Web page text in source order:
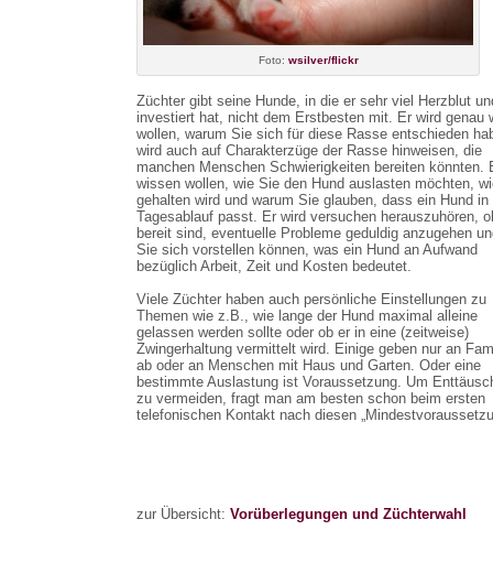
Foto: wsilver/flickr
Züchter gibt seine Hunde, in die er sehr viel Herzblut
investiert hat, nicht dem Erstbesten mit. Er wird genau
wollen, warum Sie sich für diese Rasse entschieden
wird auch auf Charakterzüge der Rasse hinweisen, die
manchen Menschen Schwierigkeiten bereiten könnten.
wissen wollen, wie Sie den Hund auslasten möchten,
gehalten wird und warum Sie glauben, dass ein Hund in
Tagesablauf passt. Er wird versuchen herauszuhören,
bereit sind, eventuelle Probleme geduldig anzugehen
Sie sich vorstellen können, was ein Hund an Aufwand
bezüglich Arbeit, Zeit und Kosten bedeutet.
Viele Züchter haben auch persönliche Einstellungen zu
Themen wie z.B., wie lange der Hund maximal alleine
gelassen werden sollte oder ob er in eine (zeitweise)
Zwingerhaltung vermittelt wird. Einige geben nur an
ab oder an Menschen mit Haus und Garten. Oder eine
bestimmte Auslastung ist Voraussetzung. Um
zu vermeiden, fragt man am besten schon beim ersten
telefonischen Kontakt nach diesen
zur Übersicht: Vorüberlegungen und Züchterwahl